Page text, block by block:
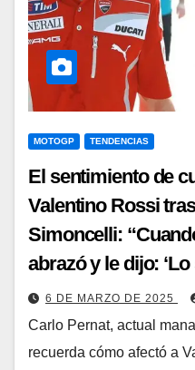
MOTOGP TENDENCIAS
El sentimiento de
Valentino Rossi
Simoncelli:
abrazó y le dijo:
6 DE MARZO DE 2025
Carlo Pernat, actual
recuerda cómo afectó a